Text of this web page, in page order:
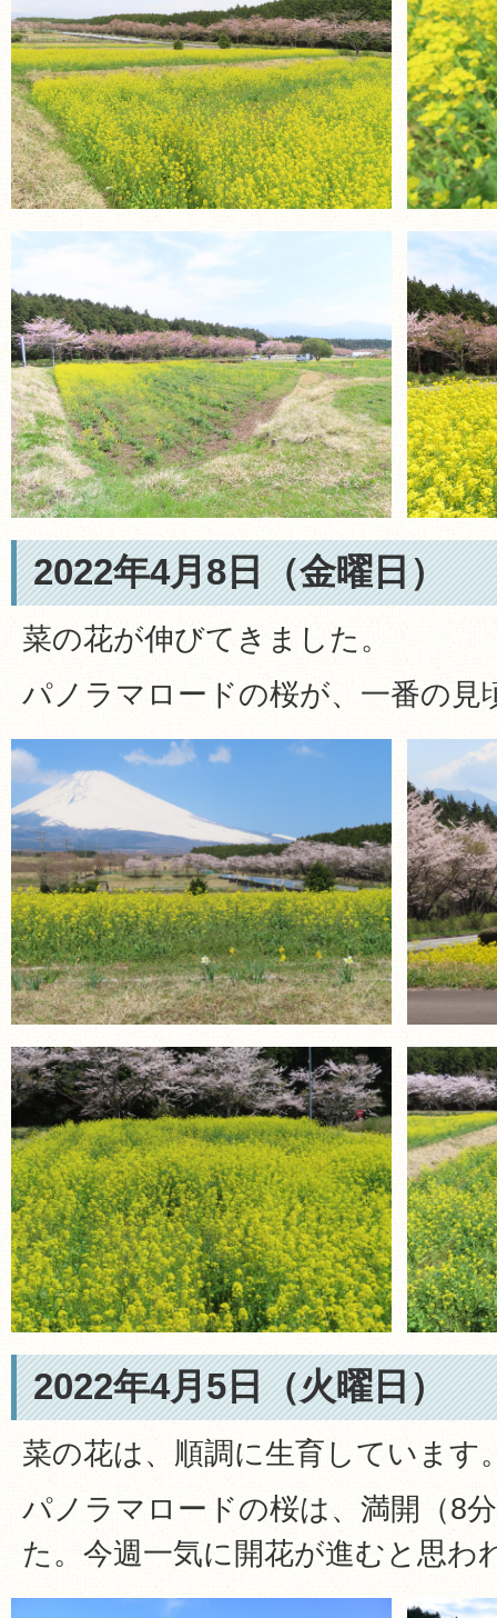
2022年4月8日（金曜日）
菜の花が伸びてきました。
パノラマロードの桜が、一番の見
2022年4月5日（火曜日）
菜の花は、順調に生育しています
パノラマロードの桜は、満開（8
た。今週一気に開花が進むと思わ